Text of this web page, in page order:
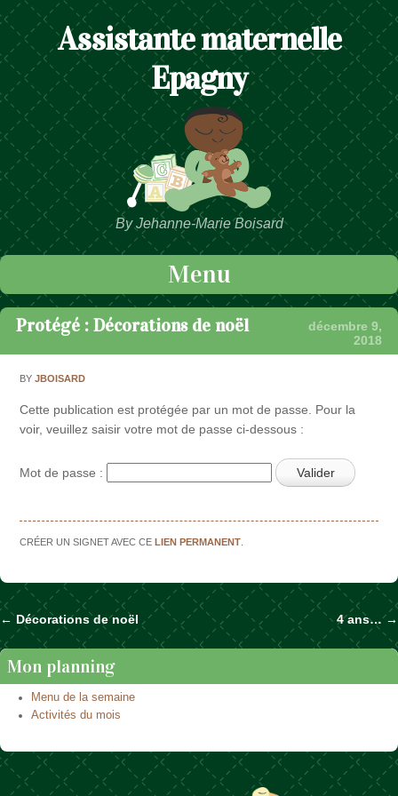
Assistante maternelle
Epagny
By Jehanne-Marie Boisard
Menu
Passer au contenu
Protégé : Décorations de noël
décembre 9,
2018
BYJBOISARD
Cette publication est protégée par un mot de passe. Pour la
voir, veuillez saisir votre mot de passe ci-dessous :
Mot de passe :
CRÉER UN SIGNET AVEC CELIEN PERMANENT
Naviguer dans les articles
←Décorations de noël 4 ans…→
Mon planning
Menu de la semaine
Activités du mois